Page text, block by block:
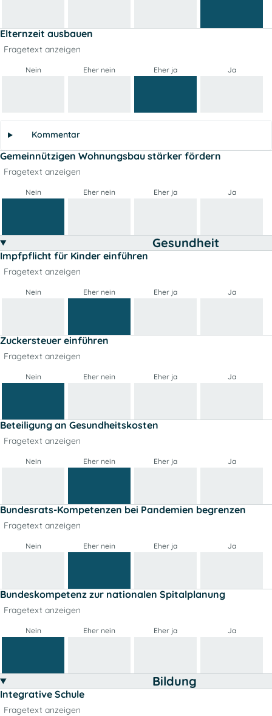
Elternzeit ausbauen
Fragetext anzeigen
Nein Eher nein Eher ja Ja
Kommentar
Gemeinnützigen Wohnungsbau stärker fördern
Fragetext anzeigen
Nein Eher nein Eher ja Ja
Gesundheit
Impfpflicht für Kinder einführen
Fragetext anzeigen
Nein Eher nein Eher ja Ja
Zuckersteuer einführen
Fragetext anzeigen
Nein Eher nein Eher ja Ja
Beteiligung an Gesundheitskosten
Fragetext anzeigen
Nein Eher nein Eher ja Ja
Bundesrats-Kompetenzen bei Pandemien begrenzen
Fragetext anzeigen
Nein Eher nein Eher ja Ja
Bundeskompetenz zur nationalen Spitalplanung
Fragetext anzeigen
Nein Eher nein Eher ja Ja
Bildung
Integrative Schule
Fragetext anzeigen